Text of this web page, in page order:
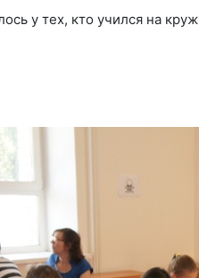
у тех, кто учился на